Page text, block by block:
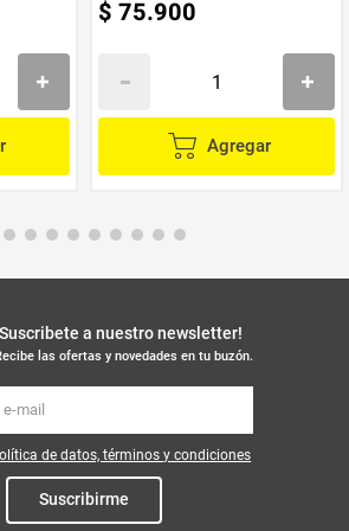
$ 75.900
Agregar
a nuestro newsletter!
las ofertas y novedades en tu buzón.
de datos, términos y condiciones
Suscribirme